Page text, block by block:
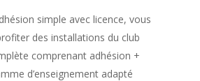
simple avec licence, vous
des installations du club
comprenant adhésion +
d’enseignement adapté